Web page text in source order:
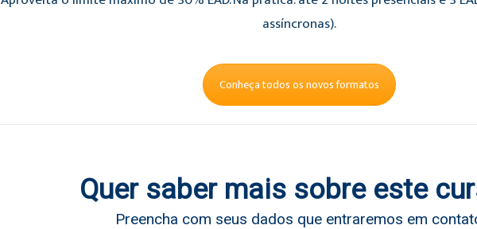
assíncronas).
Conheça todos os novos formatos
Quer saber mais sobre este
Preencha com seus dados que entraremos em